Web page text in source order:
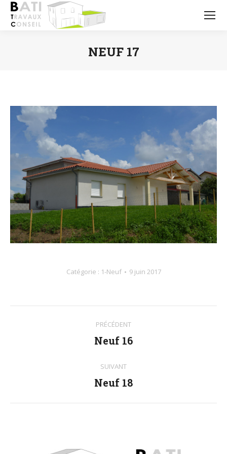
NEUF 17
Catégorie : 1-Neuf 9 juin 2017
NavigationPRÉCÉDENT
Album
:
Neuf 16
SUIVANT
Album
Neuf 18